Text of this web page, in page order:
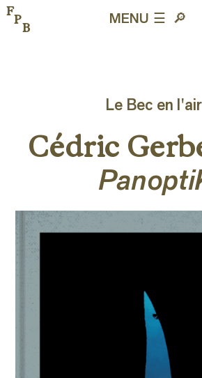
MENU ☰ 🔎︎
F
P
B
Le Bec en l'air
Cédric